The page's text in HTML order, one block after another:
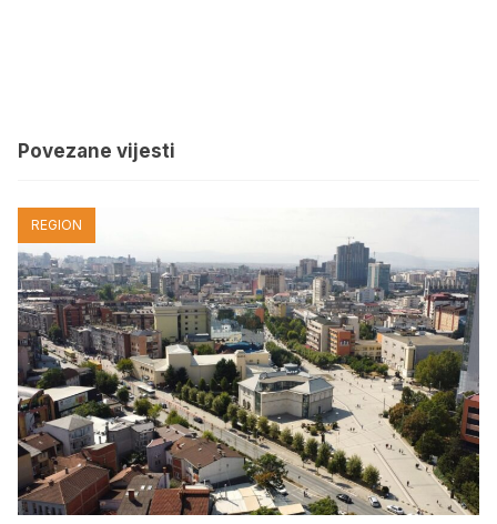
Povezane vijesti
REGION